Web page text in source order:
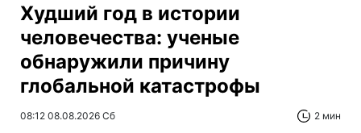
Худший год в истории
человечества: ученые
обнаружили причину
глобальной катастрофы
08:12 08.08.2026 Сб 2 мин